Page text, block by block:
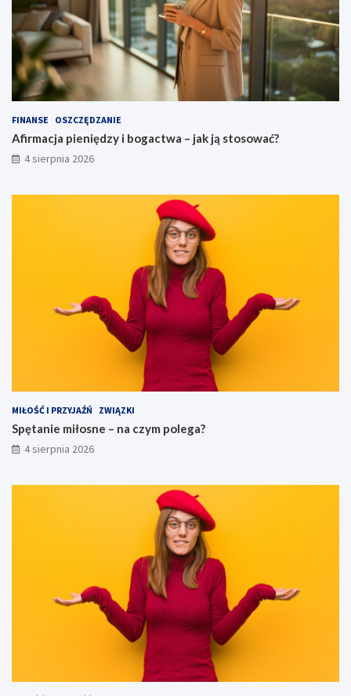
FINANSE OSZCZĘDZANIE
Afirmacja pieniędzy i bogactwa – jak ją stosować?
4 sierpnia 2026
MIŁOŚĆ I PRZYJAŹŃ ZWIĄZKI
Spętanie miłosne – na czym polega?
4 sierpnia 2026